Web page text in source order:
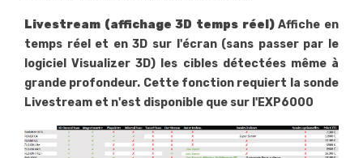
Livestream (affichage 3D temps réel)Affiche en
temps réel et en 3D sur l'écran (sans passer par le
logiciel Visualizer 3D) les cibles détectées même à
grande profondeur. Cette fonction requiert la sonde
Livestream et n'est disponible que sur l'EXP6000